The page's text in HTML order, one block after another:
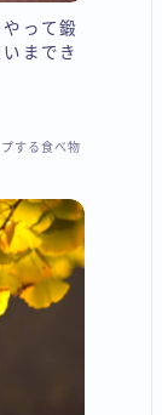
やって鍛
までき
する食べ物